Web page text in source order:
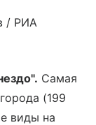
/ РИА
Самая
(199
виды на